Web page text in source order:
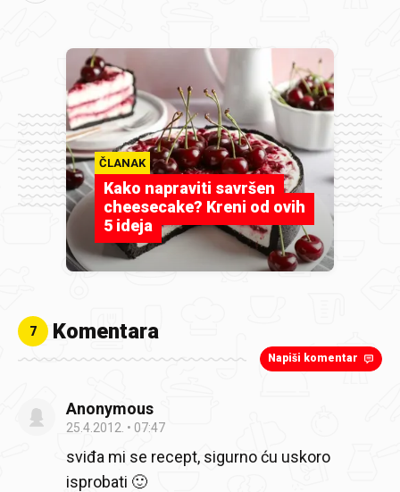
ČLANAK
Kako napraviti savršen
cheesecake? Kreni od ovih
5 ideja
7 Komentara
Napiši komentar
Anonymous
25.4.2012. 07:47
sviđa mi se recept, sigurno ću uskoro
isprobati 🙂